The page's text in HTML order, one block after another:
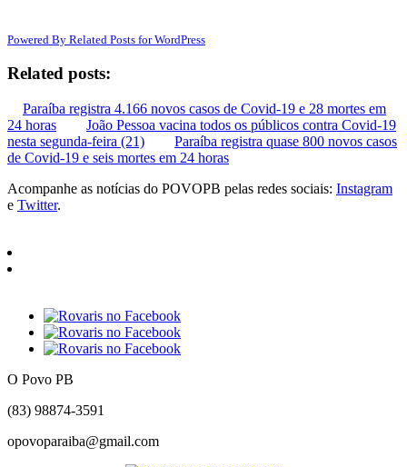
Powered By Related Posts for WordPress
Related posts:
Paraíba registra 4.166 novos casos de Covid-19 e 28 mortes em
24 horas
João Pessoa vacina todos os públicos contra Covid-19
nesta segunda-feira (21)
Paraíba registra quase 800 novos casos
de Covid-19 e seis mortes em 24 horas
Acompanhe as notícias do POVOPB pelas redes sociais: Instagram
e Twitter.
O Povo PB
(83) 98874-3591
opovoparaiba@gmail.com